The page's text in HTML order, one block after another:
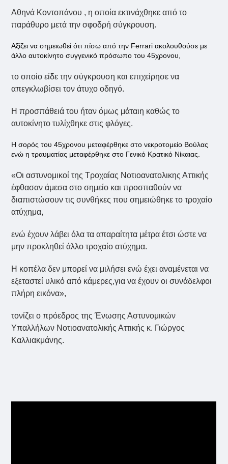
Αθηνά Κοντοπάνου , η οποία εκτινάχθηκε από το
παράθυρο μετά την σφοδρή σύγκρουση.
Αξίζει να σημειωθεί ότι πίσω από την Ferrari ακολουθούσε με
άλλο αυτοκίνητο συγγενικό πρόσωπο του 45χρονου,
το οποίο είδε την σύγκρουση και επιχείρησε να
απεγκλωβίσει τον άτυχο οδηγό.
Η προσπάθειά του ήταν όμως μάταιη καθώς το
αυτοκίνητο τυλίχθηκε στις φλόγες.
Η σορός του 45χρονου μεταφέρθηκε στο νεκροτομείο Βούλας
ενώ η τραυματίας μεταφέρθηκε στο Γενικό Κρατικό Νίκαιας.
«Οι αστυνομικοί της Τροχαίας Νοτιοανατολικης Αττικής
έφθασαν άμεσα στο σημείο και προσπαθούν να
διαπιστώσουν τις συνθήκες που σημειώθηκε το τροχαίο
ατύχημα,
ενώ έχουν λάβει όλα τα απαραίτητα μέτρα έτσι ώστε να
μην προκληθεί άλλο τροχαίο ατύχημα.
Η κοπέλα δεν μπορεί να μιλήσει ενώ έχει αναμένεται να
εξεταστεί υλικό από κάμερες,για να έχουν οι συνάδελφοι
πλήρη εικόνα»,
τονίζει o πρόεδρος της Ένωσης Αστυνομικών
Υπαλλήλων Νοτιοανατολικής Αττικής κ. Γιώργος
Καλλιακμάνης.